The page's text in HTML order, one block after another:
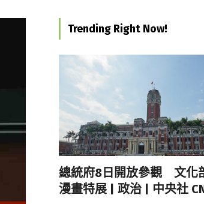
Trending Right Now!
總統府8日開放參觀 文化
漫畫特展 | 政治 | 中央社